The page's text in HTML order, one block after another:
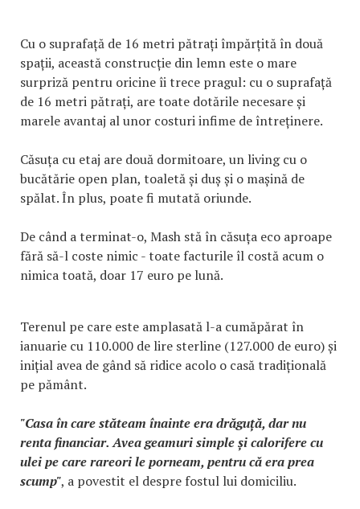
Cu o suprafață de 16 metri pătrați împărțită în două
spații, această construcție din lemn este o mare
surpriză pentru oricine îi trece pragul: cu o suprafață
de 16 metri pătrați, are toate dotările necesare și
marele avantaj al unor costuri infime de întreținere.
Căsuța cu etaj are două dormitoare, un living cu o
bucătărie open plan, toaletă și duș și o mașină de
spălat. În plus, poate fi mutată oriunde.
De când a terminat-o, Mash stă în căsuța eco aproape
fără să-l coste nimic - toate facturile îl costă acum o
nimica toată, doar 17 euro pe lună.
Terenul pe care este amplasată l-a cumăpărat în
ianuarie cu 110.000 de lire sterline (127.000 de euro) și
inițial avea de gând să ridice acolo o casă tradițională
pe pământ.
"Casa în care stăteam înainte era drăguță, dar nu
renta financiar. Avea geamuri simple și calorifere cu
ulei pe care rareori le porneam, pentru că era prea
scump", a povestit el despre fostul lui domiciliu.